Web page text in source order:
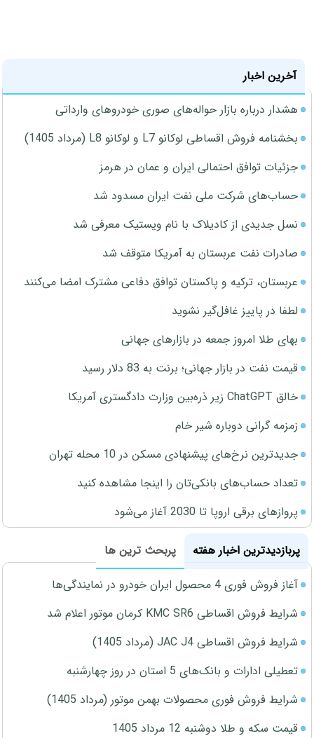
آخرین اخبار
هشدار درباره بازار حواله‌های صوری خودروهای وارداتی
بخشنامه فروش اقساطی لوکانو L7 و لوکانو L8 (مرداد 1405)
جزئیات توافق احتمالی ایران و عمان در هرمز
حساب‌های شرکت ملی نفت ایران مسدود شد
نسل جدیدی از کادیلاک با نام ویستیک معرفی شد
صادرات نفت عربستان به آمریکا متوقف شد
عربستان، ترکیه و پاکستان توافق دفاعی مشترک امضا می‌کنند
لطفا در پاییز غافل‌گیر نشوید
بهای طلا امروز جمعه در بازارهای جهانی
قیمت نفت در بازار جهانی؛ برنت به 83 دلار رسید
خالق ChatGPT زیر ذره‌بین وزارت دادگستری آمریکا
زمزمه گرانی دوباره شیر خام
جدیدترین نرخ‌های پیشنهادی مسکن در 10 محله تهران
تعداد حساب‌های بانکی‌تان را اینجا مشاهده کنید
پروازهای برقی اروپا تا 2030 آغاز می‌شود
پربازدیدترین اخبار هفته
پربحث ترین ها
آغاز فروش فوری 4 محصول ایران خودرو در نمایندگی‌ها
شرایط فروش اقساطی KMC SR6 کرمان موتور اعلام شد
شرایط فروش اقساطی JAC J4 (مرداد 1405)
تعطیلی ادارات و بانک‌های 5 استان در روز چهارشنبه
شرایط فروش فوری محصولات بهمن موتور (مرداد 1405)
قیمت سکه و طلا دوشنبه 12 مرداد 1405